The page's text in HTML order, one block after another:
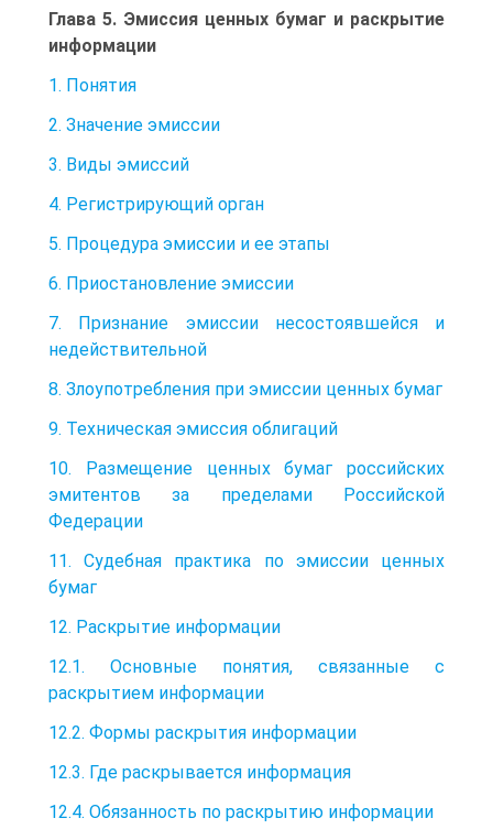
Глава 5. Эмиссия ценных бумаг и раскрытие
информации
1. Понятия
2. Значение эмиссии
3. Виды эмиссий
4. Регистрирующий орган
5. Процедура эмиссии и ее этапы
6. Приостановление эмиссии
7. Признание эмиссии несостоявшейся и
недействительной
8. Злоупотребления при эмиссии ценных бумаг
9. Техническая эмиссия облигаций
10. Размещение ценных бумаг российских
эмитентов за пределами Российской
Федерации
11. Судебная практика по эмиссии ценных
бумаг
12. Раскрытие информации
12.1. Основные понятия, связанные с
раскрытием информации
12.2. Формы раскрытия информации
12.3. Где раскрывается информация
12.4. Обязанность по раскрытию информации